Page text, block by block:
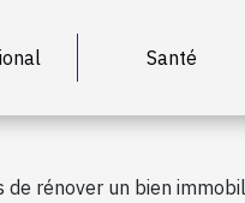
Santé
de rénover un bien